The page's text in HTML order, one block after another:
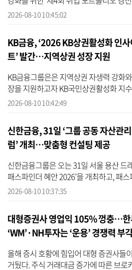
밝혔다. 신한은행에 따르면 취업 포트폴
2026-08-10 10:45:02
KB금융, ‘2026 KB상권활성화 인
트’ 발간…지역상권 성장 지원
KB금융그룹은은 지역상권 자생력 강화
장을 지원하고자 KB국민상권활성화 지
의 특성과 경쟁력을 분석한 ‘2026 KB상권
2026-08-10 10:42:49
신한금융, 31일 ‘그룹 공동 자산관
럼’ 개최…맞춤형 컨설팅 제공
신한금융그룹은 오는 31일 서울 용산 드
패스파인더 혜안 2026’을 개최하고, 패
별 전문가의 1:1 맞춤형 컨설팅을 제공한
2026-08-10 10:37:35
대형증권사 영업익 105% 껑충…
‘WM’·NH투자는 ‘운용’ 경쟁력 부
올해 증시 호황에 힘입어 대형 증권사들
거뒀다. 주식 거래대금 증가에 따른 브로